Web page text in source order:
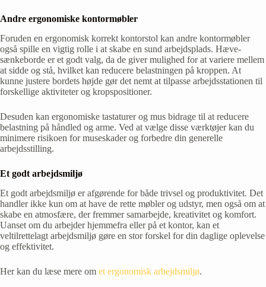
Andre ergonomiske kontormøbler
Foruden en ergonomisk korrekt kontorstol kan andre kontormøbler
også spille en vigtig rolle i at skabe en sund arbejdsplads. Hæve-
sænkeborde er et godt valg, da de giver mulighed for at variere mellem
at sidde og stå, hvilket kan reducere belastningen på kroppen. At
kunne justere bordets højde gør det nemt at tilpasse arbejdsstationen til
forskellige aktiviteter og kropspositioner.
Desuden kan ergonomiske tastaturer og mus bidrage til at reducere
belastning på håndled og arme. Ved at vælge disse værktøjer kan du
minimere risikoen for museskader og forbedre din generelle
arbejdsstilling.
Et godt arbejdsmiljø
Et godt arbejdsmiljø er afgørende for både trivsel og produktivitet. Det
handler ikke kun om at have de rette møbler og udstyr, men også om at
skabe en atmosfære, der fremmer samarbejde, kreativitet og komfort.
Uanset om du arbejder hjemmefra eller på et kontor, kan et
veltilrettelagt arbejdsmiljø gøre en stor forskel for din daglige oplevelse
og effektivitet.
Her kan du læse mere om et ergonomisk arbejdsmiljø.